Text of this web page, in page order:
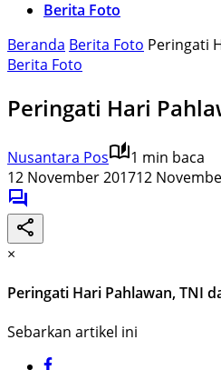
Berita Foto
Beranda Berita Foto Peringati
Berita Foto
Peringati Hari
Nusantara Pos
1 min baca
12 November 201712
×
Peringati Hari Pahlawan, TNI
Sebarkan artikel ini